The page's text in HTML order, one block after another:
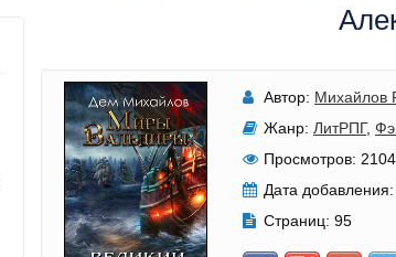
Автор: Михайлов
Жанр: ЛитРПГ,
Просмотров: 2104
Дата добавления:
Страниц: 95